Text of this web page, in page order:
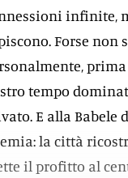
infinite,
Forse non
tempo
E alla Babele
la città
il profitto al